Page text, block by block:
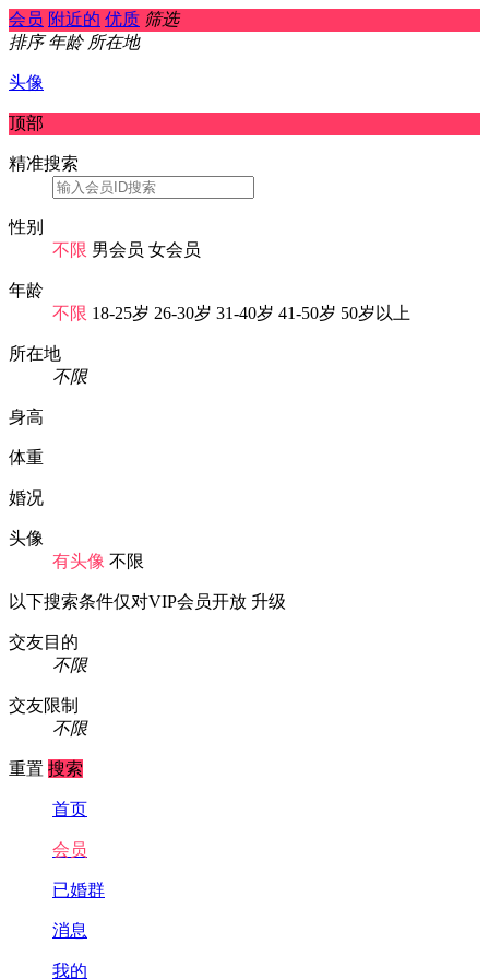
会员 附近的 优质 筛选
排序 年龄 所在地
头像
顶部
精准搜索
性别
不限 男会员 女会员
年龄
不限 18-25岁 26-30岁 31-40岁 41-50岁 50岁以上
所在地
不限
身高
体重
婚况
头像
有头像 不限
以下搜索条件仅对VIP会员开放 升级
交友目的
不限
交友限制
不限
重置 搜索
首页
会员
已婚群
消息
我的